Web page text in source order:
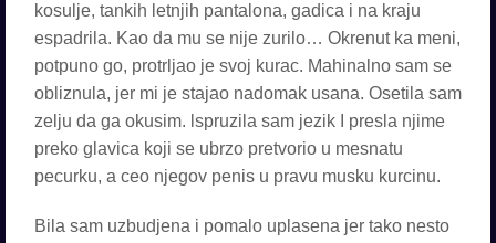
kosulje, tankih letnjih pantalona, gadica i na kraju
espadrila. Kao da mu se nije zurilo… Okrenut ka meni,
potpuno go, protrljao je svoj kurac. Mahinalno sam se
obliznula, jer mi je stajao nadomak usana. Osetila sam
zelju da ga okusim. lspruzila sam jezik I presla njime
preko glavica koji se ubrzo pretvorio u mesnatu
pecurku, a ceo njegov penis u pravu musku kurcinu.
Bila sam uzbudjena i pomalo uplasena jer tako nesto